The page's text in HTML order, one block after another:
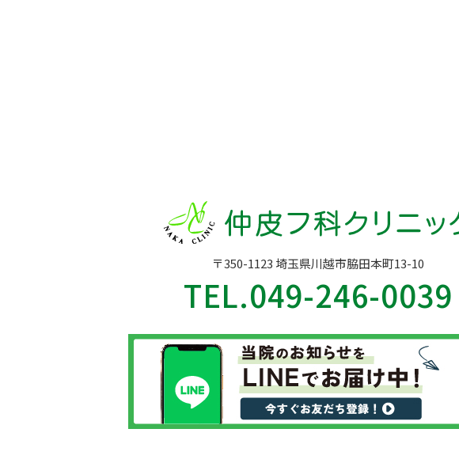
〒350-1123 埼玉県川越市脇田本町13-10
TEL.049-246-0039